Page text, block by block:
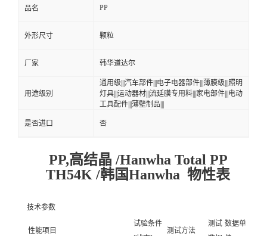
品名 PP
外形尺寸 颗粒
厂家 韩华道达尔
用途级别
通用级|||汽车部件|||电子电器部件|||薄膜级|||照明
灯具|||运动器材|||流延膜专用料|||家电部件|||电动
工具配件|||薄壁制品|||
是否进口 否
PP,高结晶 /Hanwha Total PP
TH54K /韩国Hanwha 物性表
技术参数
性能项目
试验条件
测试方法
测试 数据单